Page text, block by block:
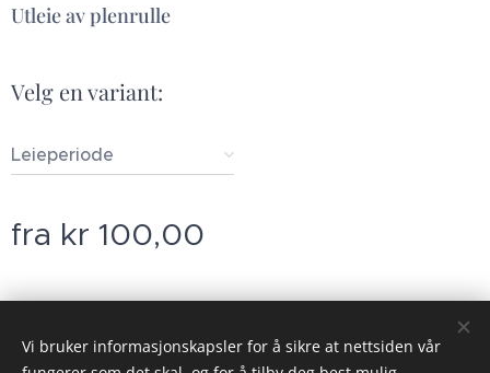
Utleie av plenrulle
Velg en variant:
Leieperiode
fra kr 100,00
© 2023 Alle rettigheter på dette nettstedet forbeholdt Gauldal Utleie
AS
Vi bruker informasjonskapsler for å sikre at nettsiden vår